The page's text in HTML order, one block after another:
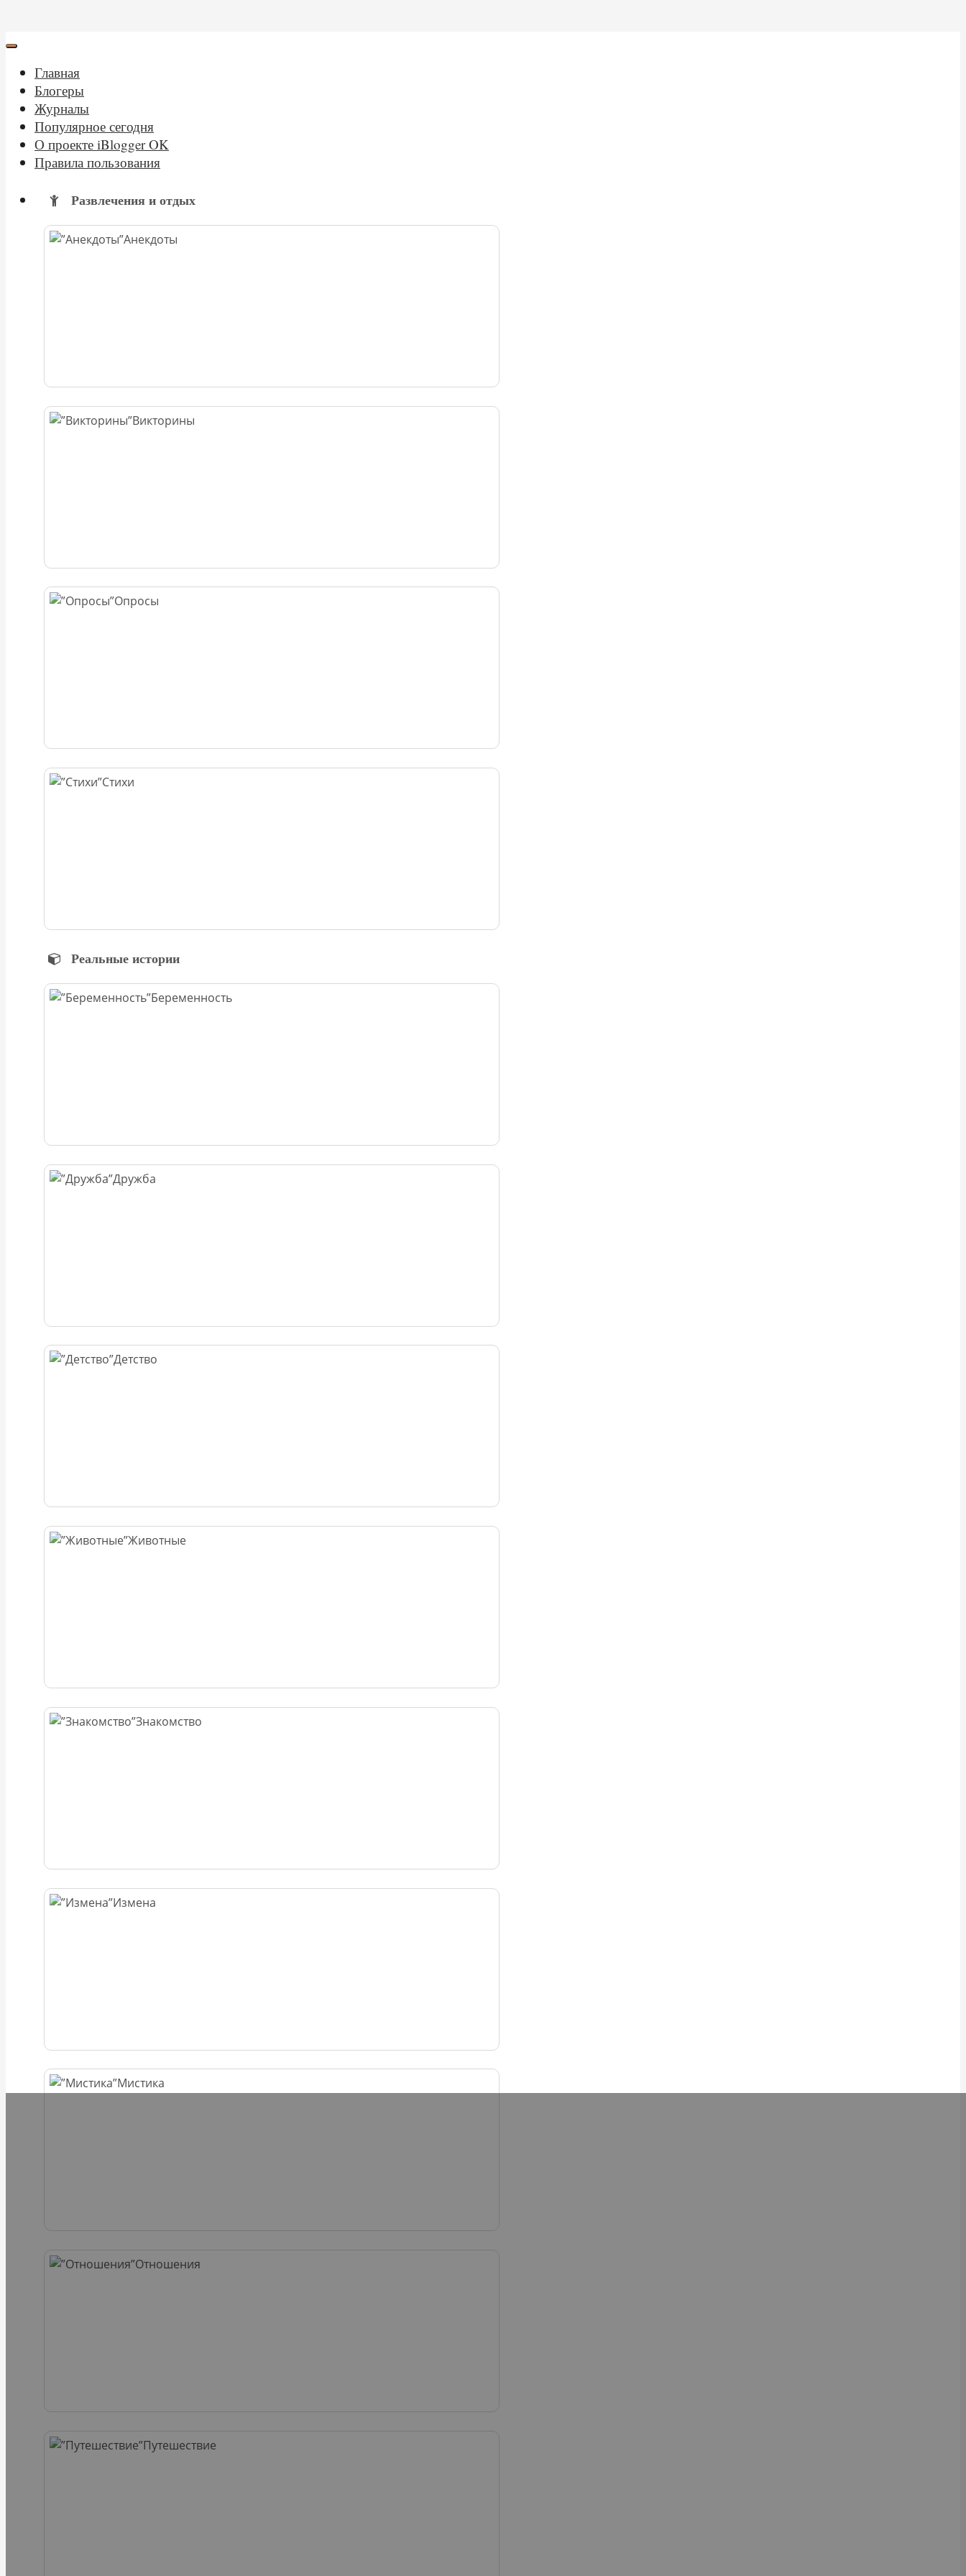
Главная
Блогеры
Журналы
Популярное сегодня
О проекте iBlogger OK
Правила пользования
Развлечения и отдых
Анекдоты
Викторины
Опросы
Стихи
Реальные истории
Беременность
Дружба
Детство
Животные
Знакомство
Измена
Мистика
Отношения
Путешествие